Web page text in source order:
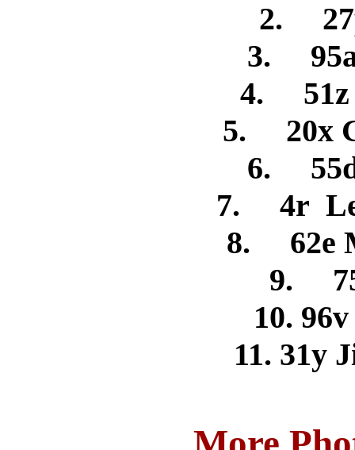
2.
3. 95a
4. 51z
5. 20x
6. 55d
7. 4r
8. 62e
9.
10.
11. 31y